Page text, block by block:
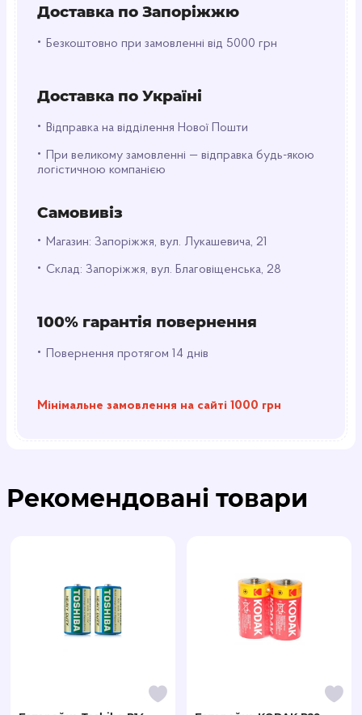
Доставка по Запоріжжю
• Безкоштовно при замовленні від 5000 грн
Доставка по Україні
• Відправка на відділення Нової Пошти
•
При великому замовленні — відправка будь-якою
логістичною компанією
Самовивіз
• Магазин: Запоріжжя, вул. Лукашевича, 21
• Склад: Запоріжжя, вул. Благовіщенська, 28
100% гарантія повернення
• Повернення протягом 14 днів
Мінімальне замовлення на сайті 1000 грн
та інших побутових пристроях.
Забезпечте
надійне та тривале живлення пристроями за
Рекомендовані товари